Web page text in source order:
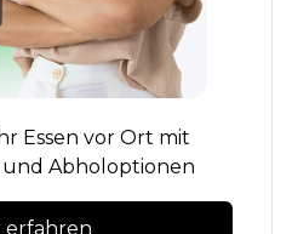
Essen vor Ort mit
Abholoptionen
erfahren